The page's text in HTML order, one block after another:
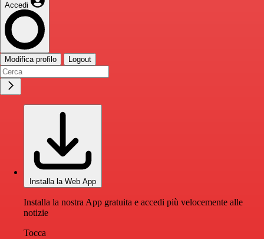
Accedi
Modifica profilo Logout
Installa la Web App
Installa la nostra App gratuita e accedi più velocemente alle
notizie
Tocca